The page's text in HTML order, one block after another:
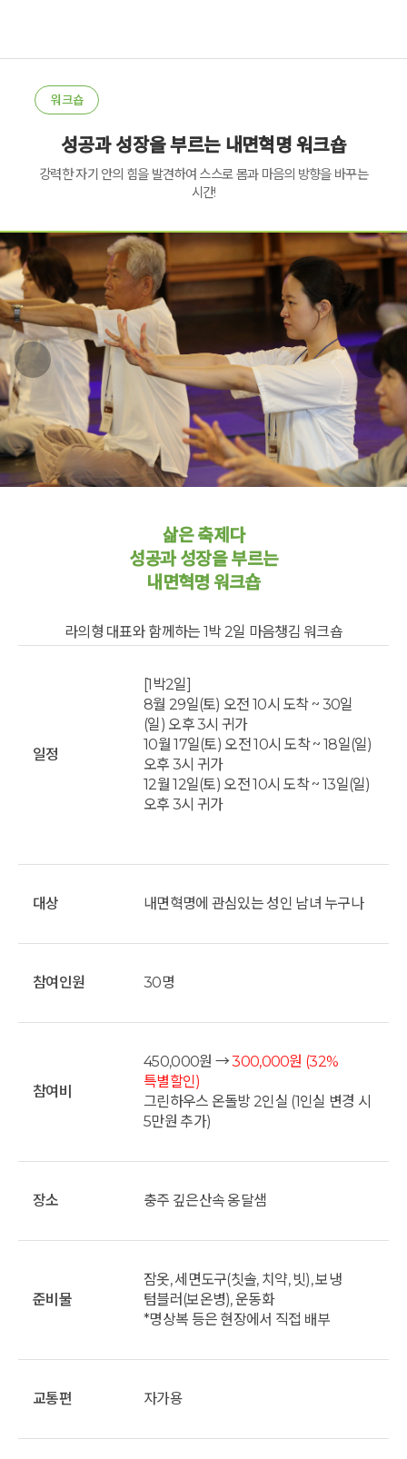
워크숍
성공과 성장을 부르는 내면혁명 워크숍
강력한 자기 안의 힘을 발견하여 스스로 몸과 마음의 방향을 바꾸는
시간!
삶은 축제다
성공과 성장을 부르는
내면혁명 워크숍
라의형 대표와 함께하는 1박 2일 마음챙김 워크숍
일정
[1박2일]
8월 29일(토) 오전 10시 도착 ~ 30일
(일) 오후 3시 귀가
10월 17일(토) 오전 10시 도착 ~ 18일(일)
오후 3시 귀가
12월 12일(토) 오전 10시 도착 ~ 13일(일)
오후 3시 귀가
대상 내면혁명에 관심있는 성인 남녀 누구나
참여인원 30명
참여비
450,000원 →300,000원 (32%
특별할인)
그린하우스 온돌방 2인실 (1인실 변경 시
5만원 추가)
장소 충주 깊은산속 옹달샘
준비물
잠옷, 세면도구(칫솔, 치약, 빗), 보냉
텀블러(보온병), 운동화
*명상복 등은 현장에서 직접 배부
교통편 자가용